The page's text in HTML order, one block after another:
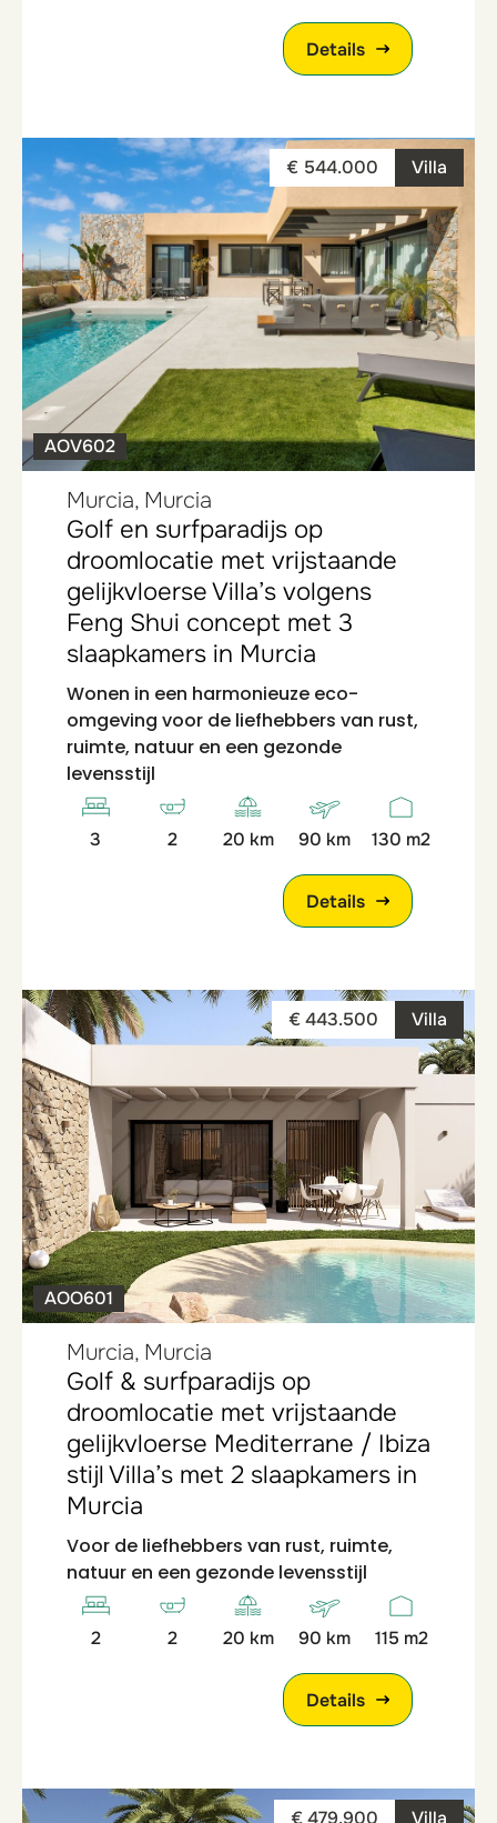
Details
Villa
€ 544.000
AOV602
Murcia, Murcia
Golf en surfparadijs op
droomlocatie met vrijstaande
gelijkvloerse Villa’s volgens
Feng Shui concept met 3
slaapkamers in Murcia
Wonen in een harmonieuze eco-
omgeving voor de liefhebbers van rust,
ruimte, natuur en een gezonde
levensstijl
3 2 20 km 90 km 130 m2
Details
Villa
€ 443.500
AOO601
Murcia, Murcia
Golf & surfparadijs op
droomlocatie met vrijstaande
gelijkvloerse Mediterrane / Ibiza
stijl Villa’s met 2 slaapkamers in
Murcia
Voor de liefhebbers van rust, ruimte,
natuur en een gezonde levensstijl
2 2 20 km 90 km 115 m2
Details
Villa
€ 479.900